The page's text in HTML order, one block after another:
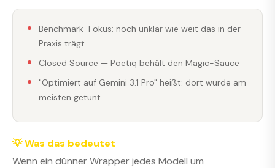
Benchmark-Fokus: noch unklar wie weit das in der
Praxis trägt
Closed Source — Poetiq behält den Magic-Sauce
"Optimiert auf Gemini 3.1 Pro" heißt: dort wurde am
meisten getunt
💡 Was das bedeutet
Wenn ein dünner Wrapper jedes Modell um